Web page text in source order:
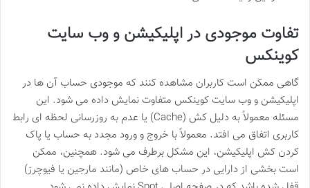
تفاوت موجودی در اپلیکیشن و وب سایت
کوینکس
گاهی ممکن است کاربران مشاهده کنند که موجودی حساب آن ها در
اپلیکیشن و وب سایت کوینکس متفاوت نمایش داده می شود. این
مسئله معمولاً به دلیل کش (Cache) یا عدم به روزرسانی لحظه ای رابط
کاربری اتفاق می افتد. معمولاً با خروج و ورود مجدد به حساب یا پاک
کردن کش اپلیکیشن، این مشکل برطرف می شود. همچنین، ممکن
است بخشی از دارایی در حساب های خاص (مانند مارجین یا فیوچرز)